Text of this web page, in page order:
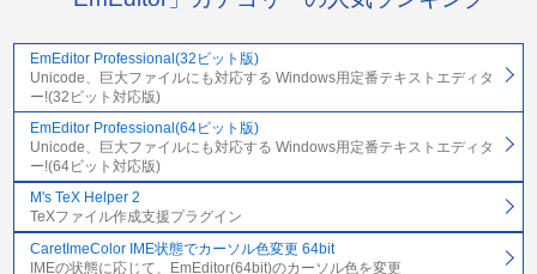
EmEditor Professional(32ビット版)
Unicode、巨大ファイルにも対応する Windows用定番テキストエディタ
ー!(32ビット対応版)
EmEditor Professional(64ビット版)
Unicode、巨大ファイルにも対応する Windows用定番テキストエディタ
ー!(64ビット対応版)
M's TeX Helper 2
TeXファイル作成支援プラグイン
CaretImeColor IME状態でカーソル色変更 64bit
IMEの状態に応じて、EmEditor(64bit)のカーソル色を変更